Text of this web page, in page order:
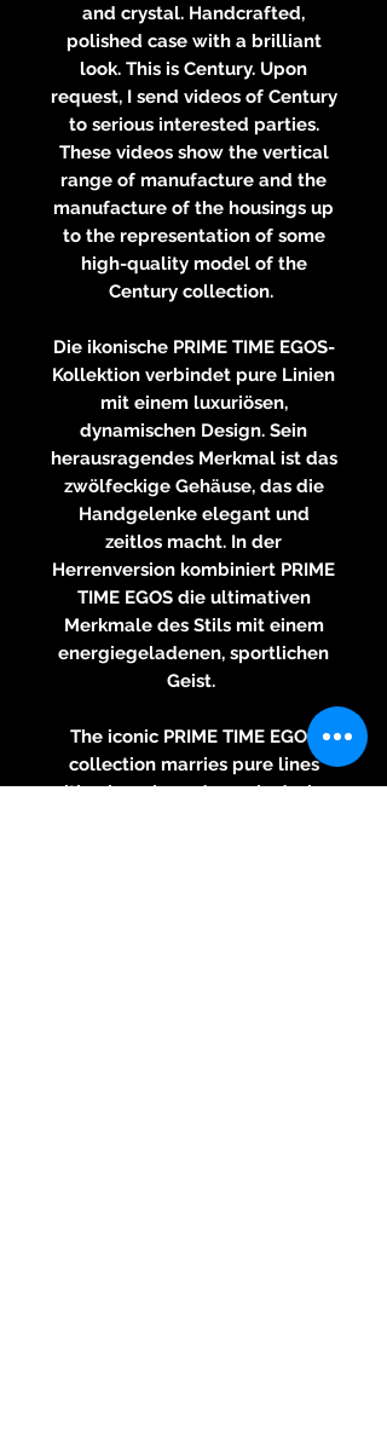
and crystal. Handcrafted,
polished case with a brilliant
look. This is Century. Upon
request, I send videos of Century
to serious interested parties.
These videos show the vertical
range of manufacture and the
manufacture of the housings up
to the representation of some
high-quality model of the
Century collection.
Die ikonische PRIME TIME EGOS-
Kollektion verbindet pure Linien
mit einem luxuriösen,
dynamischen Design. Sein
herausragendes Merkmal ist das
zwölfeckige Gehäuse, das die
Handgelenke elegant und
zeitlos macht. In der
Herrenversion kombiniert PRIME
TIME EGOS die ultimativen
Merkmale des Stils mit einem
energiegeladenen, sportlichen
Geist.
The iconic PRIME TIME EGOS
collection marries pure lines
with a luxurious, dynamic design.